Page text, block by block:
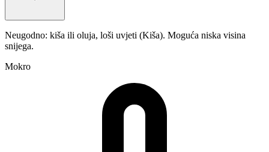
Neugodno: kiša ili oluja, loši uvjeti (Kiša). Moguća niska visina
snijega.
Mokro